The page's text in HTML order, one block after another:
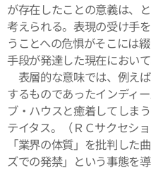
が存在したことの意義は、
考えられる。表現の受け手
うことへの危惧がそこには
手段が発達した現在におい
表層的な意味では、例え
するものであったインディ
ブ・ハウスと癒着してしま
テイタス。（ＲＣサクセシ
「業界の体質」を批判した
ズでの発禁」という事態を